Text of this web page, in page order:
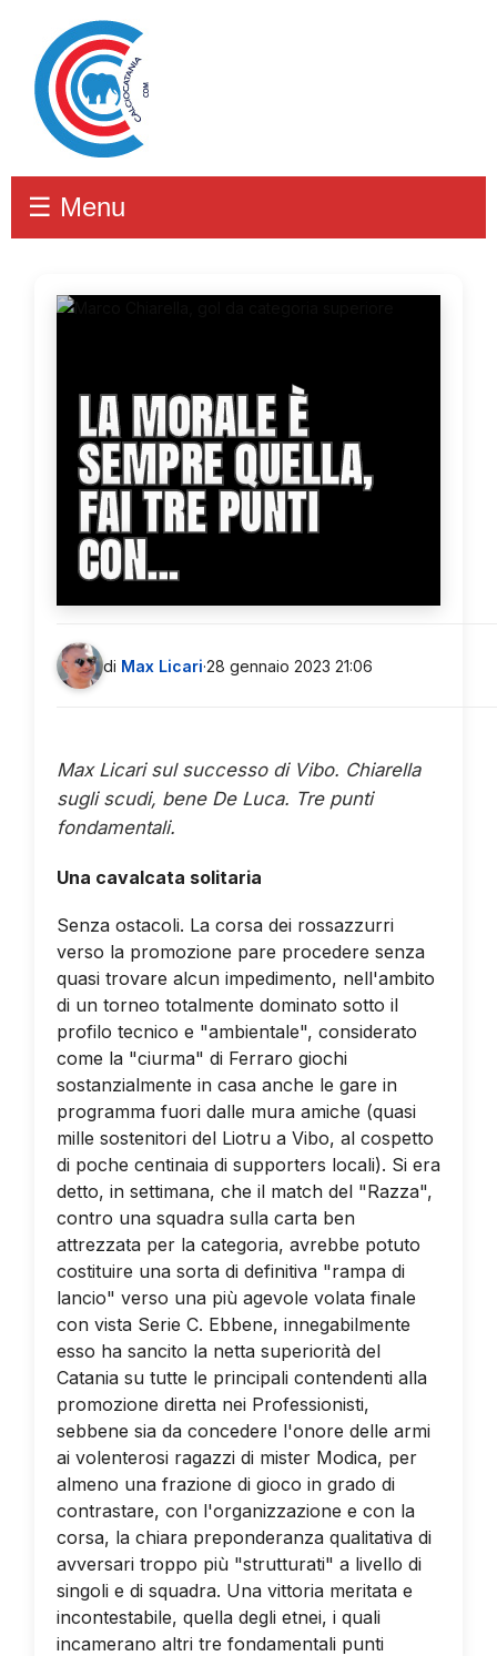
☰ Menu
LA MORALE È
SEMPRE QUELLA,
FAI TRE PUNTI
CON...
di Max Licari·28 gennaio 2023 21:06
Max Licari sul successo di Vibo. Chiarella
sugli scudi, bene De Luca. Tre punti
fondamentali.
Una cavalcata solitaria
Senza ostacoli. La corsa dei rossazzurri
verso la promozione pare procedere senza
quasi trovare alcun impedimento, nell'ambito
di un torneo totalmente dominato sotto il
profilo tecnico e "ambientale", considerato
come la "ciurma" di Ferraro giochi
sostanzialmente in casa anche le gare in
programma fuori dalle mura amiche (quasi
mille sostenitori del Liotru a Vibo, al cospetto
di poche centinaia di supporters locali). Si era
detto, in settimana, che il match del "Razza",
contro una squadra sulla carta ben
attrezzata per la categoria, avrebbe potuto
costituire una sorta di definitiva "rampa di
lancio" verso una più agevole volata finale
con vista Serie C. Ebbene, innegabilmente
esso ha sancito la netta superiorità del
Catania su tutte le principali contendenti alla
promozione diretta nei Professionisti,
sebbene sia da concedere l'onore delle armi
ai volenterosi ragazzi di mister Modica, per
almeno una frazione di gioco in grado di
contrastare, con l'organizzazione e con la
corsa, la chiara preponderanza qualitativa di
avversari troppo più "strutturati" a livello di
singoli e di squadra. Una vittoria meritata e
incontestabile, quella degli etnei, i quali
incamerano altri tre fondamentali punti